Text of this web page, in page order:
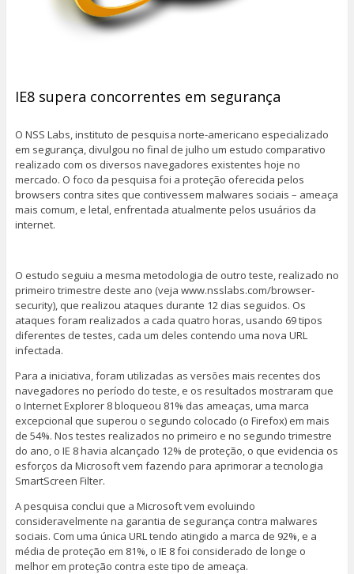
IE8 supera concorrentes em segurança
O NSS Labs, instituto de pesquisa norte-americano especializado
em segurança, divulgou no final de julho um estudo comparativo
realizado com os diversos navegadores existentes hoje no
mercado. O foco da pesquisa foi a proteção oferecida pelos
browsers contra sites que contivessem malwares sociais – ameaça
mais comum, e letal, enfrentada atualmente pelos usuários da
internet.
O estudo seguiu a mesma metodologia de outro teste, realizado no
primeiro trimestre deste ano (veja www.nsslabs.com/browser-
security), que realizou ataques durante 12 dias seguidos. Os
ataques foram realizados a cada quatro horas, usando 69 tipos
diferentes de testes, cada um deles contendo uma nova URL
infectada.
Para a iniciativa, foram utilizadas as versões mais recentes dos
navegadores no período do teste, e os resultados mostraram que
o Internet Explorer 8 bloqueou 81% das ameaças, uma marca
excepcional que superou o segundo colocado (o Firefox) em mais
de 54%. Nos testes realizados no primeiro e no segundo trimestre
do ano, o IE 8 havia alcançado 12% de proteção, o que evidencia os
esforços da Microsoft vem fazendo para aprimorar a tecnologia
SmartScreen Filter.
A pesquisa conclui que a Microsoft vem evoluindo
consideravelmente na garantia de segurança contra malwares
sociais. Com uma única URL tendo atingido a marca de 92%, e a
média de proteção em 81%, o IE 8 foi considerado de longe o
melhor em proteção contra este tipo de ameaça.